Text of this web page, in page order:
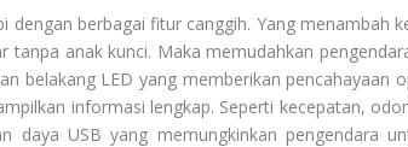
dengan berbagai fitur canggih. Yang menambah
tanpa anak kunci. Maka memudahkan
belakang LED yang memberikan pencahayaan
informasi lengkap. Seperti kecepatan,
daya USB yang memungkinkan pengendara